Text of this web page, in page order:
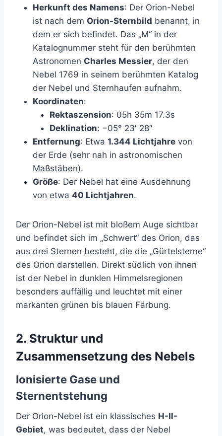
Herkunft des Namens: Der Orion-Nebel
ist nach dem Orion-Sternbild benannt, in
dem er sich befindet. Das „M“ in der
Katalognummer steht für den berühmten
Astronomen Charles Messier, der den
Nebel 1769 in seinem berühmten Katalog
der Nebel und Sternhaufen aufnahm.
Koordinaten:
Rektaszension: 05h 35m 17.3s
Deklination: −05° 23′ 28″
Entfernung: Etwa 1.344 Lichtjahre von
der Erde (sehr nah in astronomischen
Maßstäben).
Größe: Der Nebel hat eine Ausdehnung
von etwa 40 Lichtjahren.
Der Orion-Nebel ist mit bloßem Auge sichtbar
und befindet sich im „Schwert“ des Orion, das
aus drei Sternen besteht, die die „Gürtelsterne“
des Orion darstellen. Direkt südlich von ihnen
ist der Nebel in dunklen Himmelsregionen
besonders auffällig und leuchtet mit einer
markanten grünen bis blauen Färbung.
2. Struktur und
Zusammensetzung des Nebels
Ionisierte Gase und
Sternentstehung
Der Orion-Nebel ist ein klassisches H-II-
Gebiet, was bedeutet, dass der Nebel